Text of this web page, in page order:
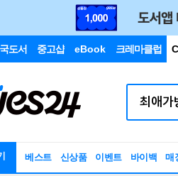
도서 중고샵 eBook 크레마클럽
베스트 신상품 이벤트 바이백 매